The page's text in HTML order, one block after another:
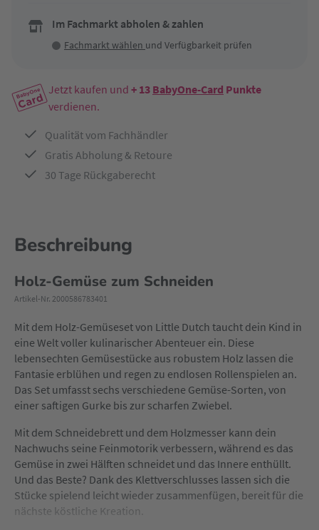
Im Fachmarkt abholen & zahlen
Fachmarkt wählen und Verfügbarkeit prüfen
Jetzt kaufen und + 13 BabyOne-Card Punkte
verdienen.
Qualität vom Fachhändler
Gratis Abholung & Retoure
30 Tage Rückgaberecht
Beschreibung
Holz-Gemüse zum Schneiden
Artikel-Nr. 2000586783401
Mit dem Holz-Gemüseset von Little Dutch taucht dein Kind in
eine Welt voller kulinarischer Abenteuer ein. Diese
lebensechten Gemüsestücke aus robustem Holz lassen die
Fantasie erblühen und regen zu endlosen Rollenspielen an.
Das Set umfasst sechs verschiedene Gemüse-Sorten, von
einer saftigen Gurke bis zur scharfen Zwiebel.
Mit dem Schneidebrett und dem Holzmesser kann dein
Nachwuchs seine Feinmotorik verbessern, während es das
Gemüse in zwei Hälften schneidet und das Innere enthüllt.
Und das Beste? Dank des Klettverschlusses lassen sich die
Stücke spielend leicht wieder zusammenfügen, bereit für die
nächste köstliche Kreation.